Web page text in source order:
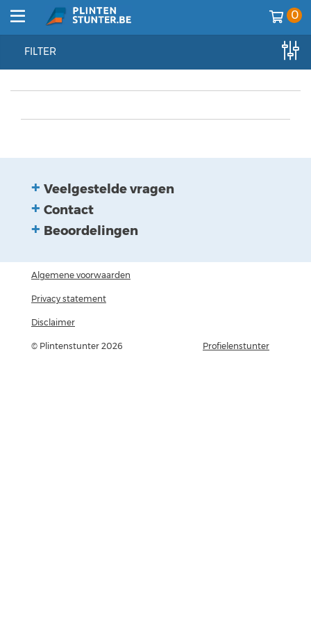
0
home //
FILTER
Veelgestelde vragen
Contact
Beoordelingen
Algemene voorwaarden
Privacy statement
Disclaimer
© Plintenstunter 2026 Profielenstunter